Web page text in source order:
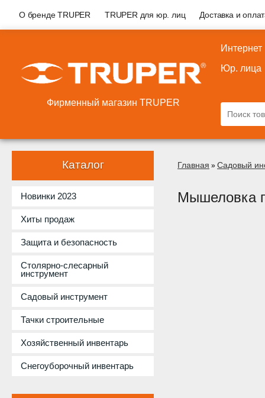
О бренде TRUPER TRUPER для юр. лиц Доставка и
Фирменный магазин TRUPER
Интернет
Юр. лица
Каталог
Новинки 2023
Хиты продаж
Защита и безопасность
Столярно-слесарный
инструмент
Садовый инструмент
Тачки строительные
Хозяйственный инвентарь
Снегоуборочный инвентарь
Главная » Садовый
Мышеловка